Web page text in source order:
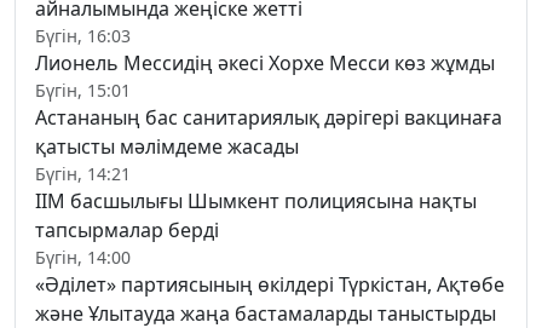
айналымында жеңіске жетті
Бүгін, 16:03
Лионель Мессидің әкесі Хорхе Месси көз жұмды
Бүгін, 15:01
Астананың бас санитариялық дәрігері вакцинаға
қатысты мәлімдеме жасады
Бүгін, 14:21
ІІМ басшылығы Шымкент полициясына нақты
тапсырмалар берді
Бүгін, 14:00
«Әділет» партиясының өкілдері Түркістан, Ақтөбе
және Ұлытауда жаңа бастамаларды таныстырды